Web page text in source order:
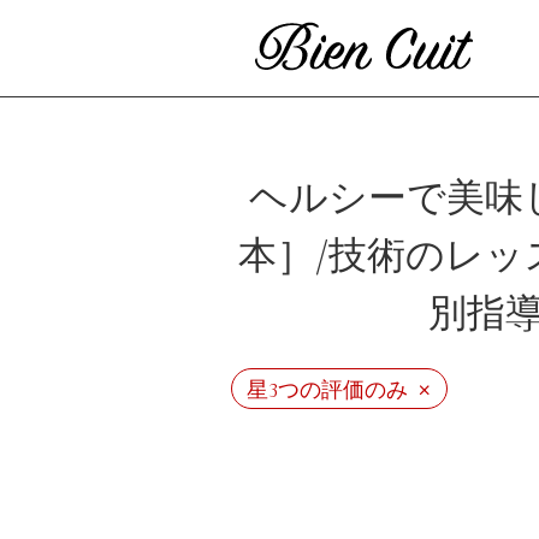
ヘルシーで美味
本］/技術のレッ
別指
星3つの評価のみ ×